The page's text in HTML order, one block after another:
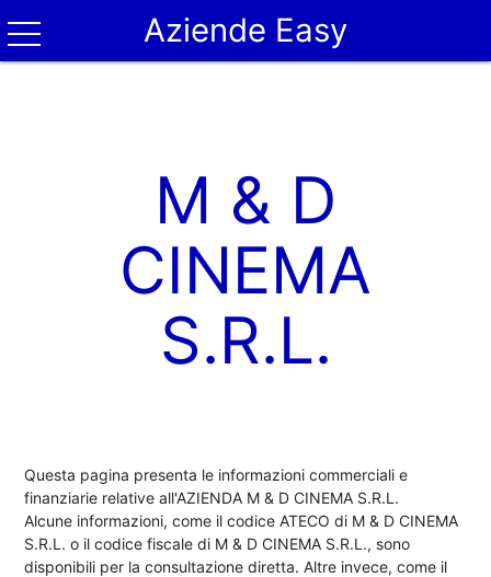
Aziende Easy
M & D
CINEMA
S.R.L.
Questa pagina presenta le informazioni commerciali e
finanziarie relative all'AZIENDA M & D CINEMA S.R.L.
Alcune informazioni, come il codice ATECO di M & D CINEMA
S.R.L. o il codice fiscale di M & D CINEMA S.R.L., sono
disponibili per la consultazione diretta. Altre invece, come il